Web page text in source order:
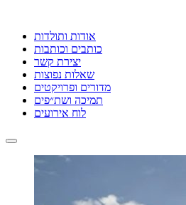
אודות ותולדות
כותבים וכותבות
יצירת קשר
שאלות נפוצות
מדורים ופרויקטים
תמיכה ושת״פים
לוח אירועים